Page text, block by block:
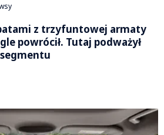
z trzyfuntowej armaty
powrócił. Tutaj podważył